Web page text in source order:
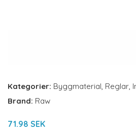
Kategorier: Byggmaterial, Reglar,
Brand: Raw
71.98 SEK